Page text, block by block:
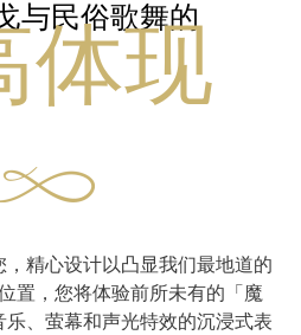
与民俗歌舞的
体现
精心设计以凸显我们最地道的
置，您将体验前所未有的「魔
、萤幕和声光特效的沉浸式表